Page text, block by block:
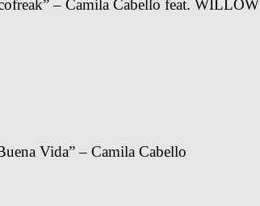
– Camila Cabello feat. WILLOW
Vida” – Camila Cabello